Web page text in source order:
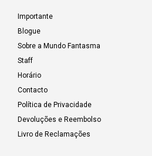
Importante
Blogue
Sobre a Mundo Fantasma
Staff
Horário
Contacto
Política de Privacidade
Devoluções e Reembolso
Livro de Reclamações